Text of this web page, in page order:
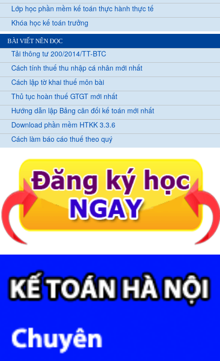
Lớp học phần mềm kế toán thực hành thực tế
Khóa học kế toán trưởng
BÀI VIẾT NÊN ĐỌC
Tải thông tư 200/2014/TT-BTC
Cách tính thuế thu nhập cá nhân mới nhất
Cách lập tờ khai thuế môn bài
Thủ tục hoàn thuế GTGT mới nhất
Hướng dẫn lập Bảng cân đối kế toán mới nhất
Download phần mềm HTKK 3.3.6
Cách làm báo cáo thuế theo quý